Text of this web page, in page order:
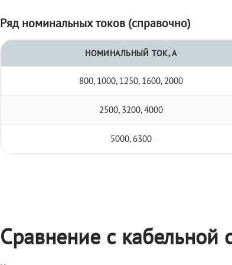
Ряд номинальных токов (справочно)
НОМИНАЛЬНЫЙ ТОК, А
800, 1000, 1250, 1600, 2000
2500, 3200, 4000
5000, 6300
Сравнение с кабельной